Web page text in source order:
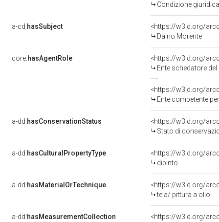
Condizione
a-cd:hasSubject
<https://w3id.org/
Daino Morente
core:hasAgentRole
<https://w3id.org/
Ente schedatore del
<https://w3id.org/
Ente competente
a-dd:hasConservationStatus
<https://w3id.org/
Stato di
a-dd:hasCulturalPropertyType
<https://w3id.org/
dipinto
a-dd:hasMaterialOrTechnique
<https://w3id.org/
tela/ pittura a olio
a-dd:hasMeasurementCollection
<https://w3id.org/